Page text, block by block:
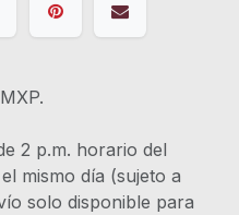
IVA
2 p.m. horario del
mismo día (sujeto a
solo disponible para